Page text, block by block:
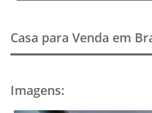
Casa para Venda em
Imagens: